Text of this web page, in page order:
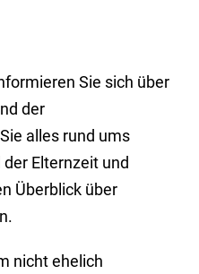
Sie sich über
der
alles rund ums
Elternzeit und
Überblick über
nicht ehelich